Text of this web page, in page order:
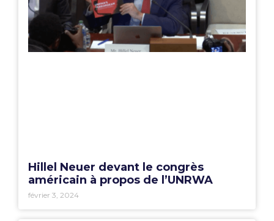
Hillel Neuer devant le congrès
américain à propos de l’UNRWA
février 3, 2024